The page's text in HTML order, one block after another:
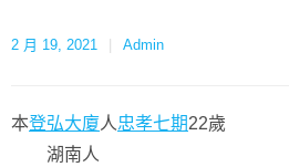
2 月 19, 2021 Admin
本登弘大廈人忠孝七期22歲
湖南人